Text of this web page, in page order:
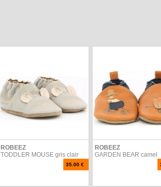
ROBEEZ
TODDLER MOUSE gris clair
35.00 €
ROBEEZ
GARDEN BEAR camel